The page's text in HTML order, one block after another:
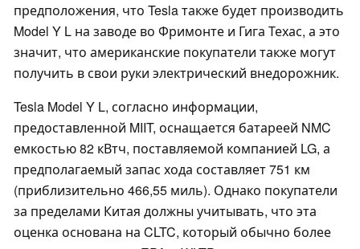
предположения, что Tesla также будет производить
Model Y L на заводе во Фримонте и Гига Техас, а это
значит, что американские покупатели также могут
получить в свои руки электрический внедорожник.
Tesla Model Y L, согласно информации,
предоставленной MIIT, оснащается батареей NMC
емкостью 82 кВтч, поставляемой компанией LG, а
предполагаемый запас хода составляет 751 км
(приблизительно 466,55 миль). Однако покупатели
за пределами Китая должны учитывать, что эта
оценка основана на CLTC, который обычно более